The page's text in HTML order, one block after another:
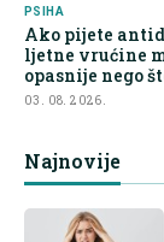
PSIHA
Ako pijete
ljetne vrućine
opasnije nego
03. 08. 2026.
Najnovije